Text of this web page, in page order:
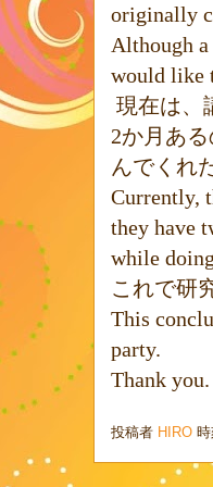
originally
Although
would like
現在は、
2か月あ
んでくれ
Currently,
they have
while
これで研
This
party.
Thank you.
投稿者 HIRO